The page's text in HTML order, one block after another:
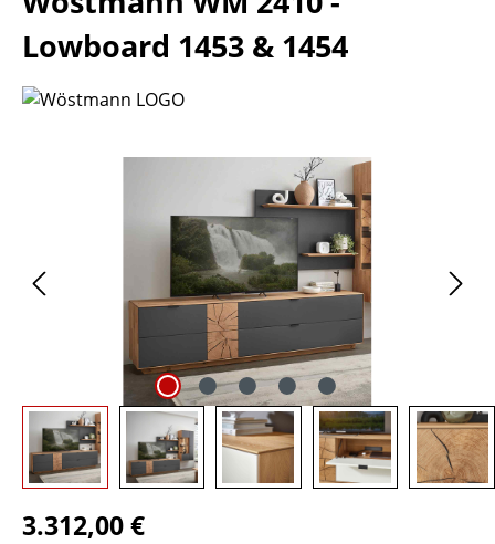
Lowboard 1453 & 1454
Regulärer Preis:
3.312,00 €